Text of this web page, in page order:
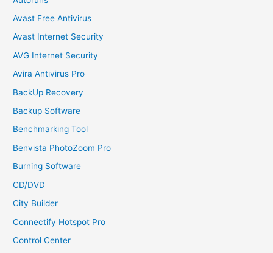
Avast Free Antivirus
Avast Internet Security
AVG Internet Security
Avira Antivirus Pro
BackUp Recovery
Backup Software
Benchmarking Tool
Benvista PhotoZoom Pro
Burning Software
CD/DVD
City Builder
Connectify Hotspot Pro
Control Center